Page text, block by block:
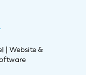
| Website &